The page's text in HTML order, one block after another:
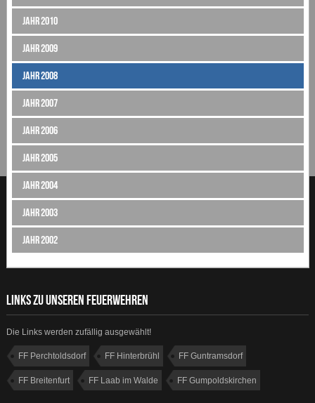
Jahr 2010
Jahr 2009
Jahr 2008
Jahr 2007
Jahr 2006
Jahr 2005
Jahr 2004
Jahr 2003
Jahr 2002
LINKS ZU UNSEREN FEUERWEHREN
Die Links werden zufällig ausgewählt!
FF Perchtoldsdorf FF Hinterbrühl FF Guntramsdorf
FF Breitenfurt FF Laab im Walde FF Gumpoldskirchen